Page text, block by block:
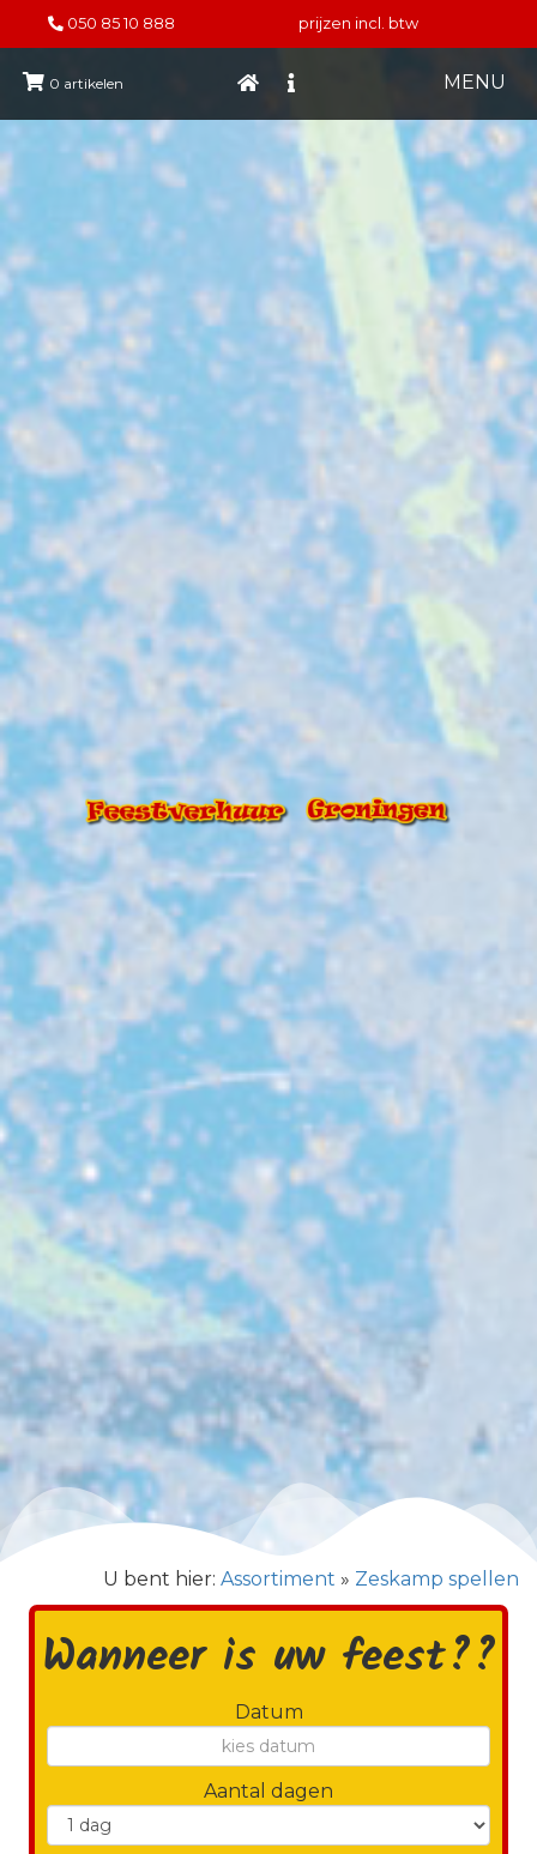
050 85 10 888 prijzen incl. btw
0 artikelen MENU
U bent hier: Assortiment » Zeskamp spellen
Wanneer is uw feest??
Datum
Aantal dagen